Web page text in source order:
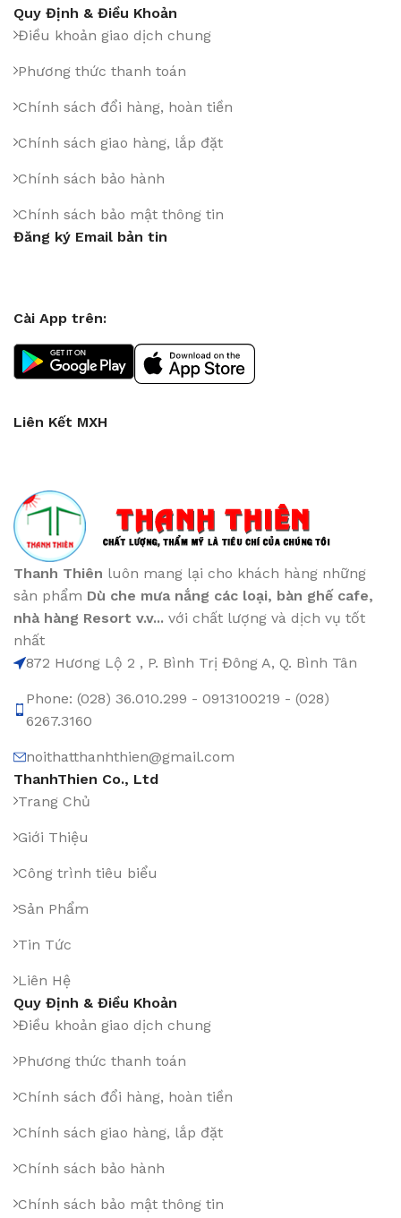
Quy Định & Điều Khoản
Điều khoản giao dịch chung
Phương thức thanh toán
Chính sách đổi hàng, hoàn tiền
Chính sách giao hàng, lắp đặt
Chính sách bảo hành
Chính sách bảo mật thông tin
Đăng ký Email bản tin
Cài App trên:
Liên Kết MXH
Thanh Thiên luôn mang lại cho khách hàng những
sản phẩm Dù che mưa nắng các loại, bàn ghế cafe,
nhà hàng Resort v.v... với chất lượng và dịch vụ tốt
nhất
872 Hương Lộ 2 , P. Bình Trị Đông A, Q. Bình Tân
Phone: (028) 36.010.299 - 0913100219 - (028)
6267.3160
noithatthanhthien@gmail.com
ThanhThien Co., Ltd
Trang Chủ
Giới Thiệu
Công trình tiêu biểu
Sản Phẩm
Tin Tức
Liên Hệ
Quy Định & Điều Khoản
Điều khoản giao dịch chung
Phương thức thanh toán
Chính sách đổi hàng, hoàn tiền
Chính sách giao hàng, lắp đặt
Chính sách bảo hành
Chính sách bảo mật thông tin